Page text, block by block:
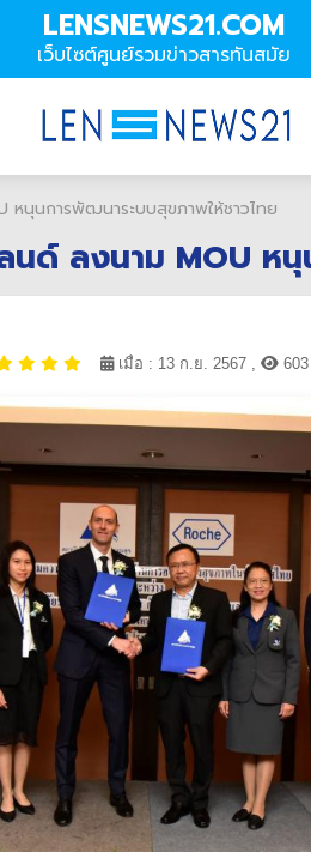
LENSNEWS21.COM
เว็บไซต์ศูนย์รวมข่าวสารทันสมัย
หนุนการพัฒนาระบบสุขภาพให้ชาวไทย
ด์ ลงนาม MOU ห
เมื่อ : 13 ก.ย. 2567 ,